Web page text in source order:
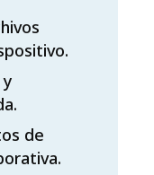
de